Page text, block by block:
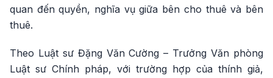
quan đến quyền, nghĩa vụ giữa bên cho thuê và bên
thuê.
Theo Luật sư Đặng Văn Cường – Trưởng Văn phòng
Luật sư Chính pháp, với trường hợp của thính giả,